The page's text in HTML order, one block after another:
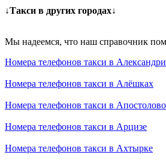
↓Такси в других городах↓
Мы надеемся, что наш справочник
Номера телефонов такси в
Номера телефонов такси в Алёшках
Номера телефонов такси в Апостолово
Номера телефонов такси в Арцизе
Номера телефонов такси в Ахтырке